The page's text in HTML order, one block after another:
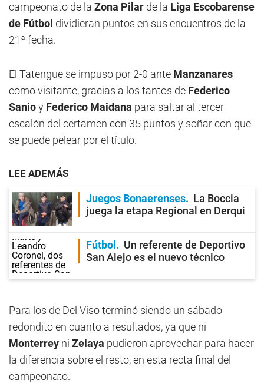
campeonato de la Zona Pilar de la Liga Escobarense
de Fútbol dividieran puntos en sus encuentros de la
21ª fecha.
El Tatengue se impuso por 2-0 ante Manzanares
como visitante, gracias a los tantos de Federico
Sanioy Federico Maidana para saltar al tercer
escalón del certamen con 35 puntos y soñar con que
se puede pelear por el título.
LEE ADEMÁS
Juegos Bonaerenses
La Boccia
juega la etapa Regional en Derqui
Fútbol
Un referente de Deportivo
San Alejo es el nuevo técnico
Para los de Del Viso terminó siendo un sábado
redondito en cuanto a resultados, ya que ni
Monterrey ni Zelaya pudieron aprovechar para hacer
la diferencia sobre el resto, en esta recta final del
campeonato.